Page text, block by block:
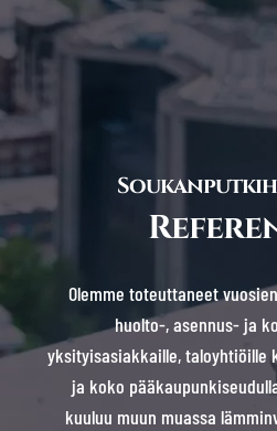
Olemme toteuttaneet
huolto-, asennus- ja
yksityisasiakkaille, taloyhtiöille
ja koko
kuuluu muun muassa